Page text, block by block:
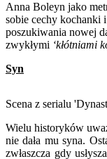
Anna Boleyn jako
sobie cechy kochanki
poszukiwania nowej
zwykłymi ‘kłótniami
Syn
Scena z serialu
Wielu historyków
nie dała mu syna.
zwłaszcza gdy